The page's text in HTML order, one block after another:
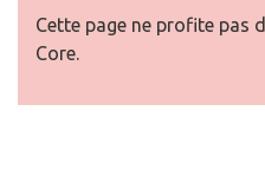
Cette page ne profite pas
Core.